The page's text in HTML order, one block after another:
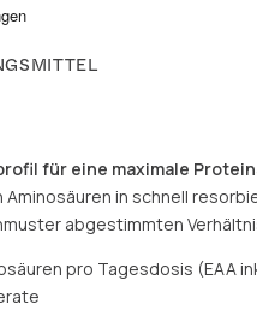
für eine maximale
in schnell
abgestimmten
pro Tagesdosis (EAA